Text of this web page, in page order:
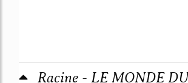
Racine - LE MONDE